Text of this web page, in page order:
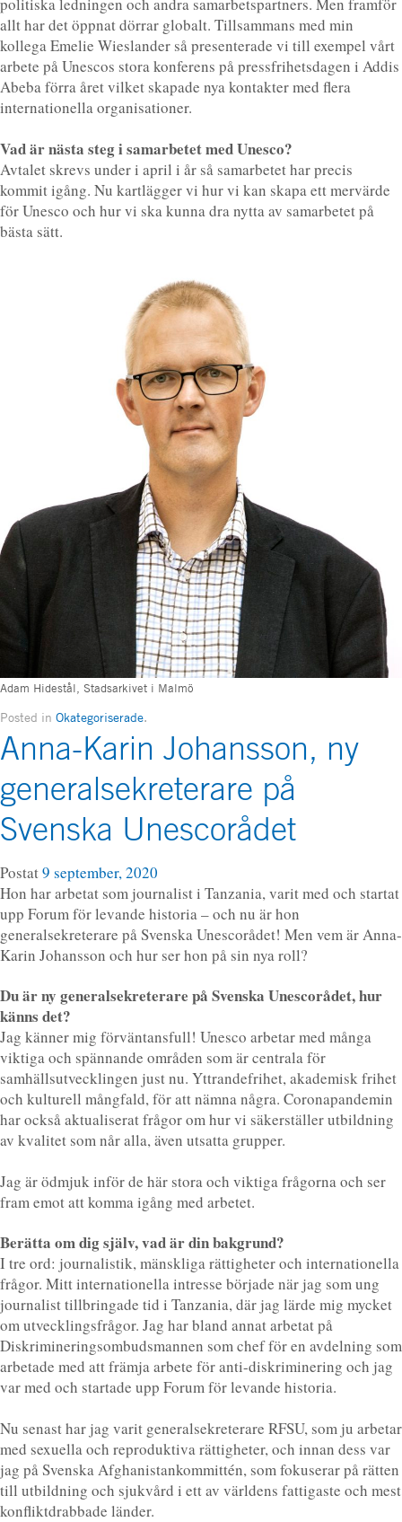
politiska ledningen och andra samarbetspartners. Men framför
allt har det öppnat dörrar globalt. Tillsammans med min
kollega Emelie Wieslander så presenterade vi till exempel vårt
arbete på Unescos stora konferens på pressfrihetsdagen i Addis
Abeba förra året vilket skapade nya kontakter med flera
internationella organisationer.
Vad är nästa steg i samarbetet med Unesco?
Avtalet skrevs under i april i år så samarbetet har precis
kommit igång. Nu kartlägger vi hur vi kan skapa ett mervärde
för Unesco och hur vi ska kunna dra nytta av samarbetet på
bästa sätt.
Adam Hidestål, Stadsarkivet i Malmö
Posted in Okategoriserade.
Anna-Karin Johansson, ny
generalsekreterare på
Svenska Unescorådet
Postat9 september, 2020
Hon har arbetat som journalist i Tanzania, varit med och startat
upp Forum för levande historia – och nu är hon
generalsekreterare på Svenska Unescorådet! Men vem är Anna-
Karin Johansson och hur ser hon på sin nya roll?
Du är ny generalsekreterare på Svenska Unescorådet, hur
känns det?
Jag känner mig förväntansfull! Unesco arbetar med många
viktiga och spännande områden som är centrala för
samhällsutvecklingen just nu. Yttrandefrihet, akademisk frihet
och kulturell mångfald, för att nämna några. Coronapandemin
har också aktualiserat frågor om hur vi säkerställer utbildning
av kvalitet som når alla, även utsatta grupper.
Jag är ödmjuk inför de här stora och viktiga frågorna och ser
fram emot att komma igång med arbetet.
Berätta om dig själv, vad är din bakgrund?
I tre ord: journalistik, mänskliga rättigheter och internationella
frågor. Mitt internationella intresse började när jag som ung
journalist tillbringade tid i Tanzania, där jag lärde mig mycket
om utvecklingsfrågor. Jag har bland annat arbetat på
Diskrimineringsombudsmannen som chef för en avdelning som
arbetade med att främja arbete för anti-diskriminering och jag
var med och startade upp Forum för levande historia.
Nu senast har jag varit generalsekreterare RFSU, som ju arbetar
med sexuella och reproduktiva rättigheter, och innan dess var
jag på Svenska Afghanistankommittén, som fokuserar på rätten
till utbildning och sjukvård i ett av världens fattigaste och mest
konfliktdrabbade länder.